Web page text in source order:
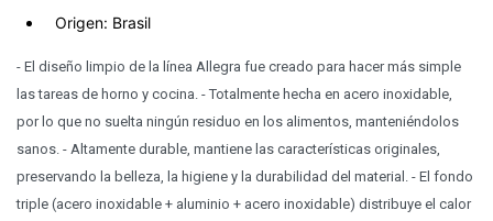
Origen: Brasil
- El diseño limpio de la línea Allegra fue creado para hacer más simple
las tareas de horno y cocina. - Totalmente hecha en acero inoxidable,
por lo que no suelta ningún residuo en los alimentos, manteniéndolos
sanos. - Altamente durable, mantiene las características originales,
preservando la belleza, la higiene y la durabilidad del material. - El fondo
triple (acero inoxidable + aluminio + acero inoxidable) distribuye el calor